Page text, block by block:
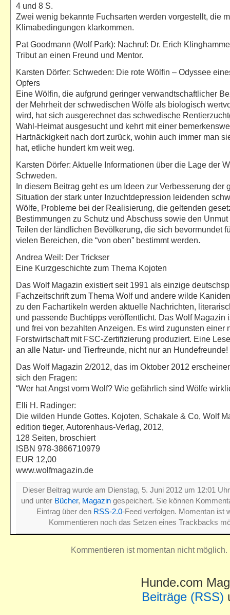
4 und 8 S.
Zwei wenig bekannte Fuchsarten werden vorgestellt, die
Klimabedingungen klarkommen.
Pat Goodmann (Wolf Park): Nachruf: Dr. Erich
Tribut an einen Freund und Mentor.
Karsten Dörfer: Schweden: Die rote Wölfin – Odyssee
Opfers
Eine Wölfin, die aufgrund geringer verwandtschaftlicher
der Mehrheit der schwedischen Wölfe als biologisch
wird, hat sich ausgerechnet das schwedische
Wahl-Heimat ausgesucht und kehrt mit einer
Hartnäckigkeit nach dort zurück, wohin auch immer man
hat, etliche hundert km weit weg.
Karsten Dörfer: Aktuelle Informationen über die Lage der
Schweden.
In diesem Beitrag geht es um Ideen zur Verbesserung der
Situation der stark unter Inzuchtdepression leidenden
Wölfe, Probleme bei der Realisierung, die geltenden
Bestimmungen zu Schutz und Abschuss sowie den
Teilen der ländlichen Bevölkerung, die sich bevormundet
vielen Bereichen, die “von oben” bestimmt werden.
Andrea Weil: Der Trickser
Eine Kurzgeschichte zum Thema Kojoten
Das Wolf Magazin existiert seit 1991 als einzige
Fachzeitschrift zum Thema Wolf und andere wilde
zu den Fachartikeln werden aktuelle Nachrichten,
und passende Buchtipps veröffentlicht. Das Wolf Magazin
und frei von bezahlten Anzeigen. Es wird zugunsten einer
Forstwirtschaft mit FSC-Zertifizierung produziert. Eine
an alle Natur- und Tierfreunde, nicht nur an Hundefreunde!
Das Wolf Magazin 2/2012, das im Oktober 2012
sich den Fragen:
“Wer hat Angst vorm Wolf? Wie gefährlich sind Wölfe
Elli H. Radinger:
Die wilden Hunde Gottes. Kojoten, Schakale & Co, Wolf
edition tieger, Autorenhaus-Verlag, 2012,
128 Seiten, broschiert
ISBN 978-3866710979
EUR 12,00
www.wolfmagazin.de
Dieser Beitrag wurde am Dienstag, 5. Juni 2012 um 12:01
und unter Bücher, Magazin gespeichert. Sie können
Eintrag über den RSS-2.0-Feed verfolgen. Momentan ist
Kommentieren noch das Setzen eines Trackbacks
Kommentieren ist momentan nicht möglich.
Hunde.com
Beiträge (RSS)